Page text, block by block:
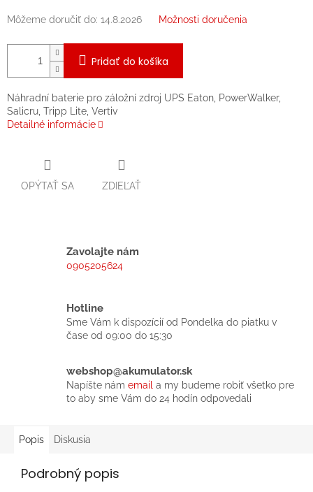
Môžeme doručiť do: 14.8.2026 Možnosti doručenia
Pridať do košíka
Náhradní baterie pro záložní zdroj UPS Eaton, PowerWalker,
Salicru, Tripp Lite, Vertiv
Detailné informácie
OPÝTAŤ SA ZDIEĽAŤ
Zavolajte nám
0905205624
Hotline
Sme Vám k dispozícií od Pondelka do piatku v
čase od 09:00 do 15:30
webshop@akumulator.sk
Napíšte nám email a my budeme robiť všetko pre
to aby sme Vám do 24 hodín odpovedali
Popis Diskusia
Podrobný popis